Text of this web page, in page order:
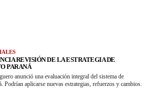
REVISIÓN DE LA ESTRATEGIA DE
PARANÁ
anunció una evaluación integral del sistema de
Podrían aplicarse nuevas estrategias, refuerzos y cambios.